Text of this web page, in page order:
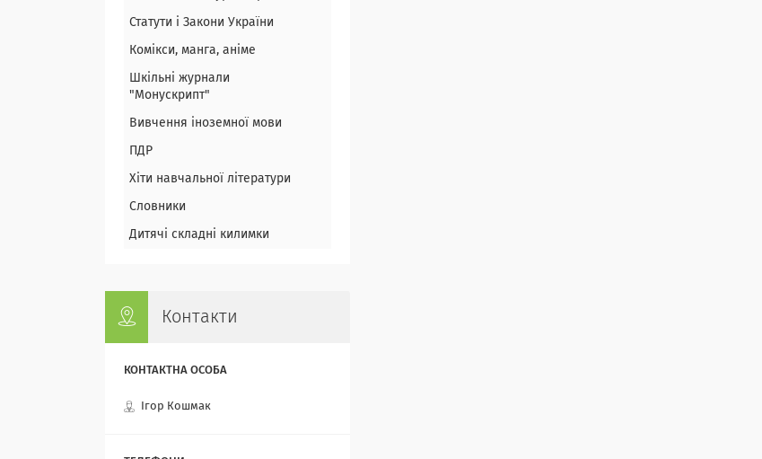
Статути і Закони України
Комікси, манга, аніме
Шкільні журнали
"Монускрипт"
Вивчення іноземної мови
ПДР
Хіти навчальної літератури
Словники
Дитячі складні килимки
Контакти
Ігор Кошмак